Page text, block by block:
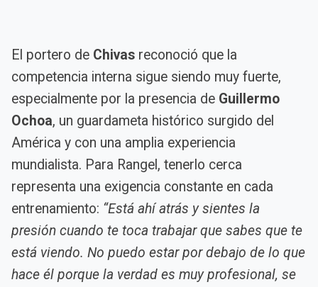
El portero de Chivas reconoció que la
competencia interna sigue siendo muy fuerte,
especialmente por la presencia de Guillermo
Ochoa, un guardameta histórico surgido del
América y con una amplia experiencia
mundialista. Para Rangel, tenerlo cerca
representa una exigencia constante en cada
entrenamiento: “Está ahí atrás y sientes la
presión cuando te toca trabajar que sabes que te
está viendo. No puedo estar por debajo de lo que
hace él porque la verdad es muy profesional, se